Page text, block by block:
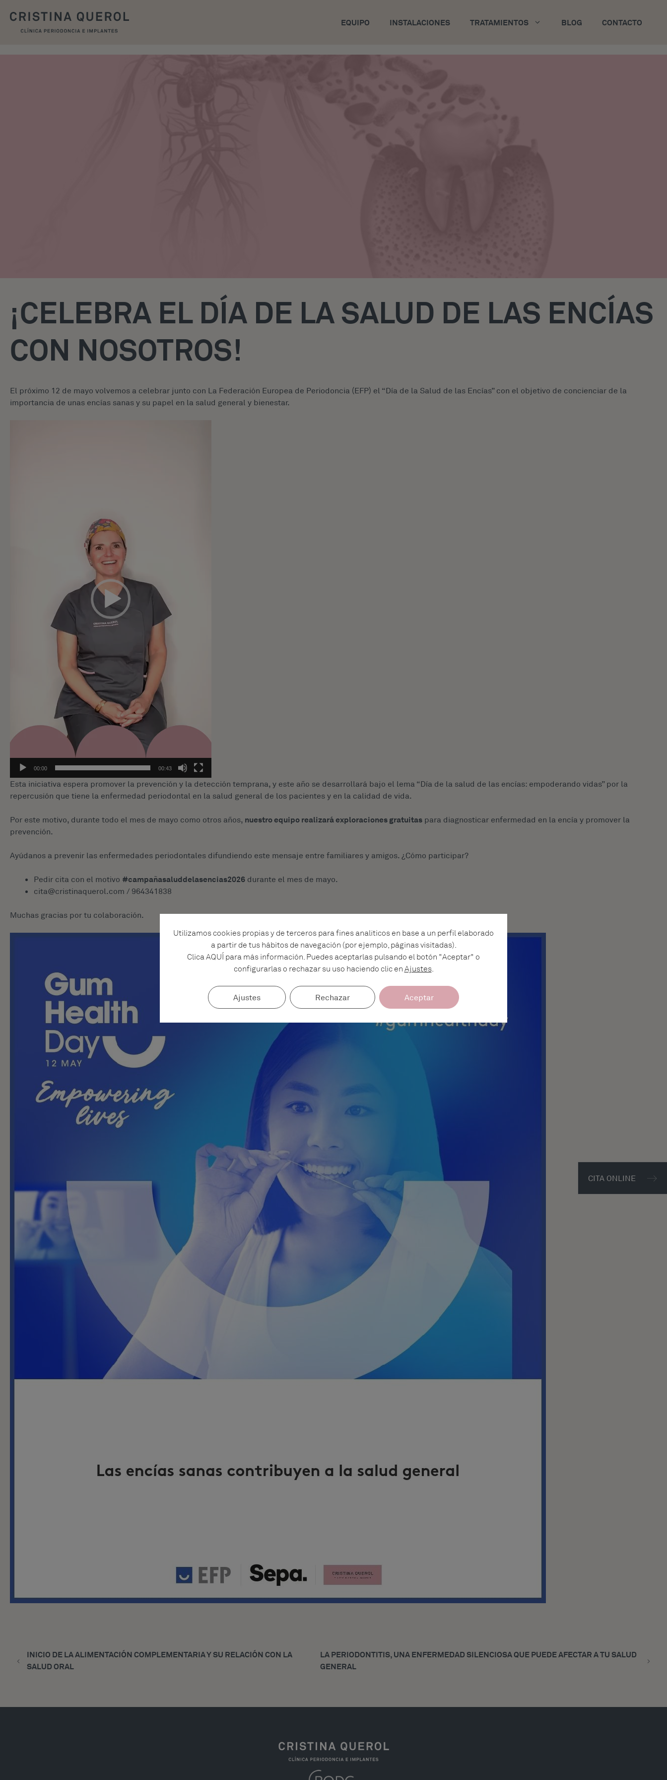
EQUIPO INSTALACIONES TRATAMIENTOS BLOG CONTACTO
¡CELEBRA EL DÍA DE LA SALUD DE LAS ENCÍAS
CON NOSOTROS!
El próximo 12 de mayo volvemos a celebrar junto con La Federación Europea de Periodoncia (EFP) el “Día de la Salud de las Encías” con el objetivo de concienciar de la
importancia de unas encías sanas y su papel en la salud general y bienestar.
00:00 00:43
Esta iniciativa espera promover la prevención y la detección temprana, y este año se desarrollará bajo el lema “Día de la salud de las encías: empoderando vidas” por la
repercusión que tiene la enfermedad periodontal en la salud general de los pacientes y en la calidad de vida.
Por este motivo, durante todo el mes de mayo como otros años, nuestro equipo realizará exploraciones gratuitas para diagnosticar enfermedad en la encía y promover la
prevención.
Ayúdanos a prevenir las enfermedades periodontales difundiendo este mensaje entre familiares y amigos. ¿Cómo participar?
Pedir cita con el motivo #campañasaluddelasencias2026 durante el mes de mayo.
cita@cristinaquerol.com / 964341838
Muchas gracias por tu colaboración.
INICIO DE LA ALIMENTACIÓN COMPLEMENTARIA Y SU RELACIÓN CON LA
SALUD ORAL
LA PERIODONTITIS, UNA ENFERMEDAD SILENCIOSA QUE PUEDE AFECTAR A TU SALUD
GENERAL
CITA ONLINE
Utilizamos cookies propias y de terceros para fines analíticos en base a un perfil elaborado
a partir de tus hábitos de navegación (por ejemplo, páginas visitadas).
Clica AQUÍ para más información. Puedes aceptarlas pulsando el botón "Aceptar" o
configurarlas o rechazar su uso haciendo clic en Ajustes.
Aceptar
Rechazar
Ajustes